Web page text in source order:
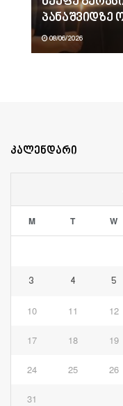
პანაშვიდზე
08/06/2026
კალენდარი
M T W
3 4 5
10 11 12
17 18 19
24 25 26
31